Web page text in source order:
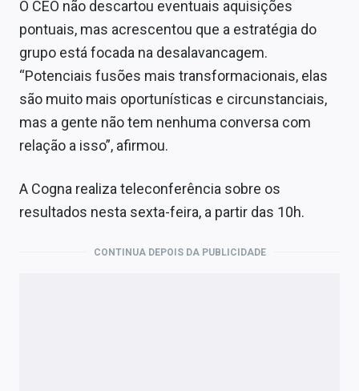
O CEO não descartou eventuais aquisições
pontuais, mas acrescentou que a estratégia do
grupo está focada na desalavancagem.
“Potenciais fusões mais transformacionais, elas
são muito mais oportunísticas e circunstanciais,
mas a gente não tem nenhuma conversa com
relação a isso”, afirmou.
A Cogna realiza teleconferência sobre os
resultados nesta sexta-feira, a partir das 10h.
CONTINUA DEPOIS DA PUBLICIDADE